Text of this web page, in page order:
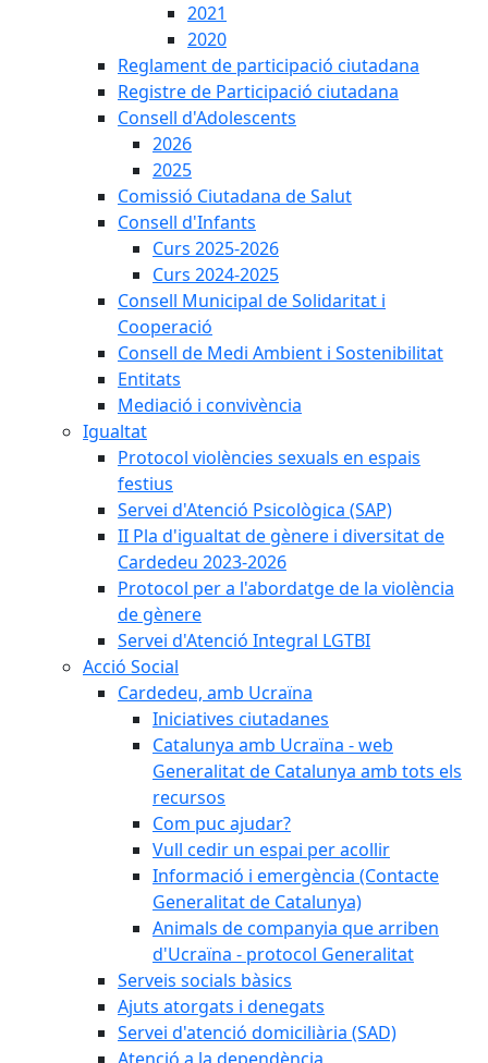
2021
2020
Reglament de participació ciutadana
Registre de Participació ciutadana
Consell d'Adolescents
2026
2025
Comissió Ciutadana de Salut
Consell d'Infants
Curs 2025-2026
Curs 2024-2025
Consell Municipal de Solidaritat i
Cooperació
Consell de Medi Ambient i Sostenibilitat
Entitats
Mediació i convivència
Igualtat
Protocol violències sexuals en espais
festius
Servei d'Atenció Psicològica (SAP)
II Pla d'igualtat de gènere i diversitat de
Cardedeu 2023-2026
Protocol per a l'abordatge de la violència
de gènere
Servei d'Atenció Integral LGTBI
Acció Social
Cardedeu, amb Ucraïna
Iniciatives ciutadanes
Catalunya amb Ucraïna - web
Generalitat de Catalunya amb tots els
recursos
Com puc ajudar?
Vull cedir un espai per acollir
Informació i emergència (Contacte
Generalitat de Catalunya)
Animals de companyia que arriben
d'Ucraïna - protocol Generalitat
Serveis socials bàsics
Ajuts atorgats i denegats
Servei d'atenció domiciliària (SAD)